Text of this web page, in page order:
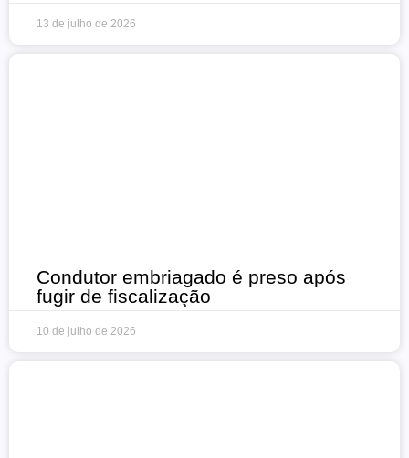
13 de julho de 2026
Condutor embriagado é preso após
fugir de fiscalização
10 de julho de 2026